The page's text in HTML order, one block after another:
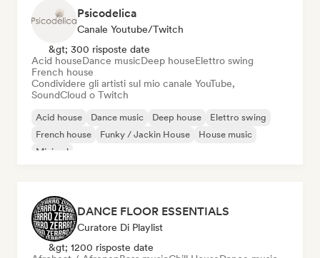
Psicodelica
Canale Youtube/Twitch
&gt; 300 risposte date
Acid houseDance musicDeep houseElettro swing
French house
Condividere gli artisti sul mio canale YouTube,
SoundCloud o Twitch
Acid house Dance music Deep house
Elettro swing
French house
Funky / Jackin House
House music
Minimal
DANCE FLOOR ESSENTIALS
Curatore Di Playlist
&gt; 1200 risposte date